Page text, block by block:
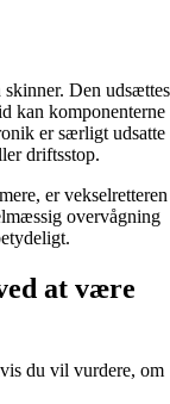
skinner. Den udsættes
kan komponenterne
er særligt udsatte
driftsstop.
er vekselretteren
overvågning
at være
du vil vurdere, om